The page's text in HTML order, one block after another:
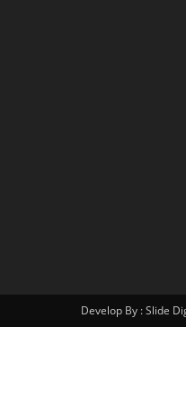
Develop By : Slide